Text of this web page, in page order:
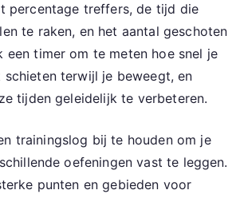
percentage treffers, de tijd die
te raken, en het aantal geschoten
een timer om te meten hoe snel je
schieten terwijl je beweegt, en
tijden geleidelijk te verbeteren.
trainingslog bij te houden om je
oefeningen vast te leggen.
punten en gebieden voor